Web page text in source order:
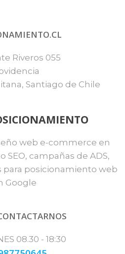
Riveros 055
Santiago de Chile
web e-commerce en
SEO, campañas de ADS,
para posicionamiento web
Google
08.30 - 18:30